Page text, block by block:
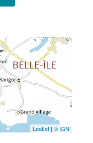
Leaflet | © IGN